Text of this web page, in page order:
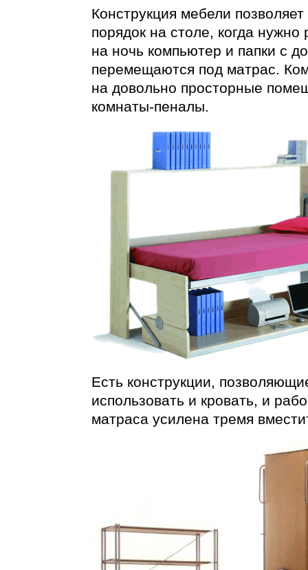
Конструкция мебели
порядок на столе, когда
на ночь компьютер и папки с
перемещаются под матрас.
на довольно просторные
комнаты-пеналы.
Есть конструкции,
использовать и кровать, и
матраса усилена тремя